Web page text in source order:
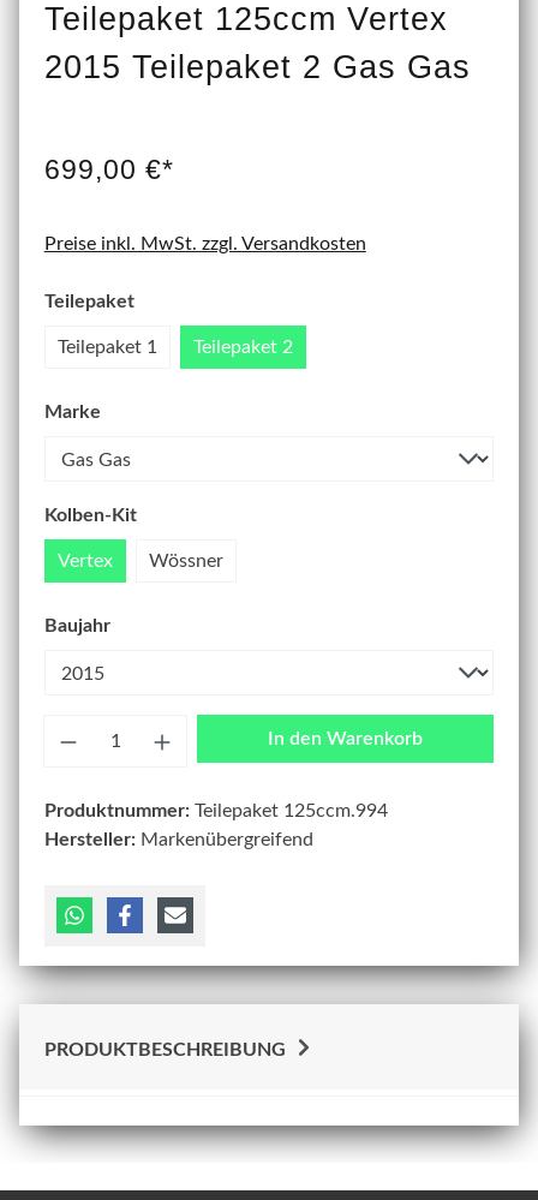
Teilepaket 125ccm Vertex
2015 Teilepaket 2 Gas Gas
699,00 €*
Preise inkl. MwSt. zzgl. Versandkosten
Teilepaket
Teilepaket 1 Teilepaket 2
Marke
Kolben-Kit
Vertex Wössner
Baujahr
In den Warenkorb
Produktnummer: Teilepaket 125ccm.994
Hersteller: Markenübergreifend
PRODUKTBESCHREIBUNG